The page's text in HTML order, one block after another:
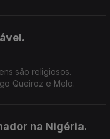
são religiosos.
Queiroz e Melo.
na Nigéria.